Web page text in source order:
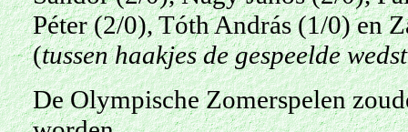
Péter (2/0), Tóth András (1/0) en
(tussen haakjes de gespeelde
De Olympische Zomerspelen